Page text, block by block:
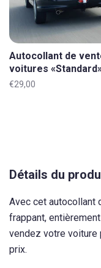
Autocollant de
voitures
€29,00
Détails du
Avec cet autocollant
frappant,
vendez votre voiture
prix.